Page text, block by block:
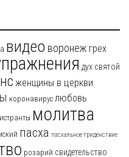
видео воронеж грех
дух святой
женщины в церкви
коронавирус любовь
молитва
пасха пасхальное триденствие
розарий свидетельство